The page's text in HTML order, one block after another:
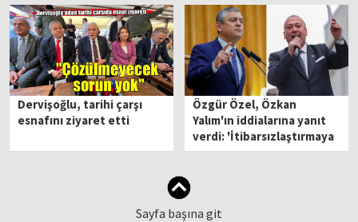
Dervişoğlu, tarihi çarşı
esnafını ziyaret etti
Özgür Özel, Özkan
Yalım'ın iddialarına yanıt
verdi: 'İtibarsızlaştırmaya
yönelik bir iş var...'
Sayfa başına git